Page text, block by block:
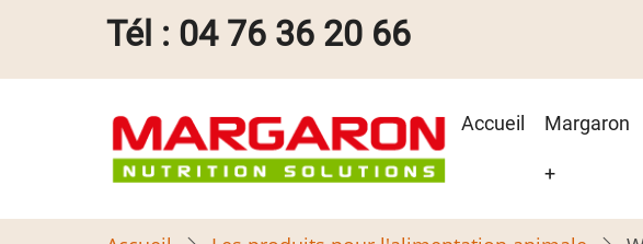
contenu
Tél : 04 76 36 20 66
Main
navigation
Accueil Margaron
+